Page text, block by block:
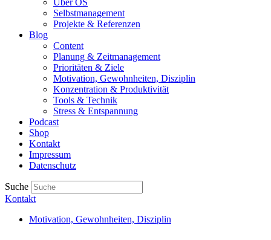
Über OS
Selbstmanagement
Projekte & Referenzen
Blog
Content
Planung & Zeitmanagement
Prioritäten & Ziele
Motivation, Gewohnheiten, Disziplin
Konzentration & Produktivität
Tools & Technik
Stress & Entspannung
Podcast
Shop
Kontakt
Impressum
Datenschutz
Suche
Kontakt
Motivation, Gewohnheiten, Disziplin